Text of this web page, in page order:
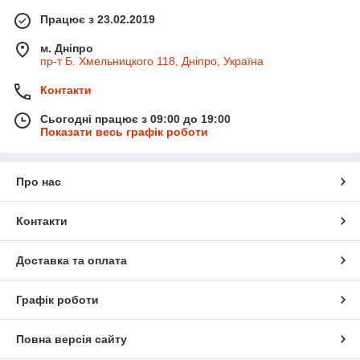
Працює з 23.02.2019
м. Дніпро
пр-т Б. Хмельницкого 118, Дніпро, Україна
Контакти
Сьогодні працює з 09:00 до 19:00
Показати весь графік роботи
Про нас
Контакти
Доставка та оплата
Графік роботи
Повна версія сайту